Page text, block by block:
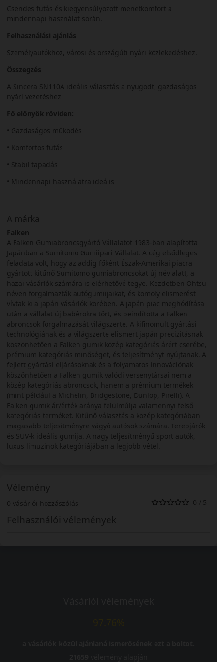
Csendes futás és kiegyensúlyozott menetkomfort a
mindennapi használat során.
Felhasználási ajánlás
Személyautókhoz, városi és országúti nyári közlekedéshez.
Összegzés
A Sincera SN110A ideális választás a nyugodt, gazdaságos
nyári vezetéshez.
Fő előnyök röviden:
• Gazdaságos működés
• Komfortos futás
• Stabil tapadás
• Mindennapi használatra ideális
A márka
Falken
A Falken Gumiabroncsgyártó Vállalatot 1983-ban alapította
Japánban a Sumitomo Gumiipari Vállalat. A cég elsődleges
feladata volt, hogy az addig főként Észak-Amerikai piacra
gyártott kitűnő Sumitomo gumiabroncsokat új név alatt, a
hazai vásárlók számára is elérhetővé tegye. Kezdetben Ohtsu
néven forgalmazták autógumiijaikat, és komoly elismerést
vívtak ki a japán vásárlók körében. A japán piac meghódítása
után a vállalat új babérokra tört, és beindította a Falken
abroncsok forgalmazását világszerte. A kifinomult gyártási
technológiának és a világszerte elismert japán precizitásnak
köszönhetően a Falken gumik közép kategóriás árért cserébe,
prémium kategóriás minőséget, és teljesítményt nyújtanak. A
fejlett gyártási eljárásoknak és a folyamatos innovációnak
köszönhetően a Falken gumik valódi versenytársai nem a
közép kategóriás abroncsok, hanem a prémium termékek
(mint például a Michelin, Bridgestone, Dunlop, Pirelli). A
Falken gumik ár/érték aránya felülmúlja valamennyi felső
kategóriás terméket. Kitűnő választás a közép kategóriában
magasabb teljesítményre vágyó autósok számára. Terepjárók
és SUV-k ideális gumija. A nagy teljesítményű sport autók,
luxus limuzinok kategóriájában a legjobb vétel.
Vélemény
0 vásárlói hozzászólás 0 / 5
Felhasználói vélemények